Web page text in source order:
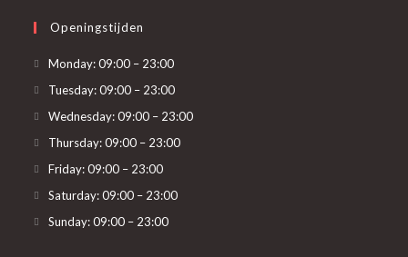
Openingstijden
Monday: 09:00 – 23:00
Tuesday: 09:00 – 23:00
Wednesday: 09:00 – 23:00
Thursday: 09:00 – 23:00
Friday: 09:00 – 23:00
Saturday: 09:00 – 23:00
Sunday: 09:00 – 23:00